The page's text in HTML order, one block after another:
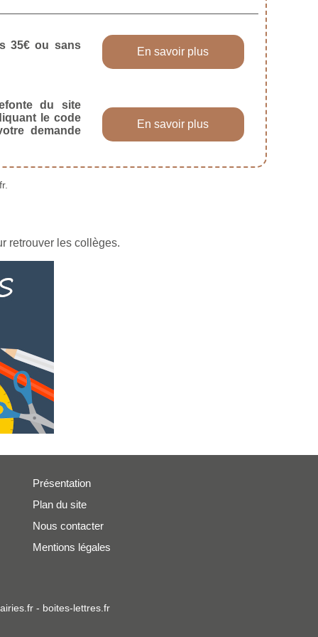
35€ ou sans
En savoir plus
du site
le code
demande
En savoir plus
retrouver les collèges.
Présentation
Plan du site
Nous contacter
Mentions légales
- boites-lettres.fr